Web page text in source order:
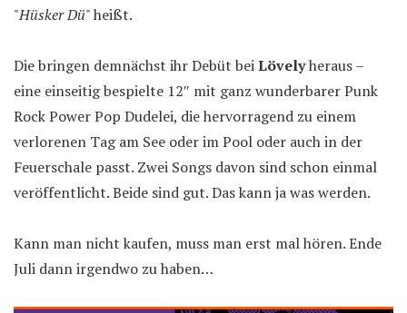
"Hüsker Dü" heißt.
Die bringen demnächst ihr Debüt beiLövelyheraus –
eine einseitig bespielte 12″ mit ganz wunderbarer Punk
Rock Power Pop Dudelei, die hervorragend zu einem
verlorenen Tag am See oder im Pool oder auch in der
Feuerschale passt. Zwei Songs davon sind schon einmal
veröffentlicht. Beide sind gut. Das kann ja was werden.
Kann man nicht kaufen, muss man erst mal hören. Ende
Juli dann irgendwo zu haben…